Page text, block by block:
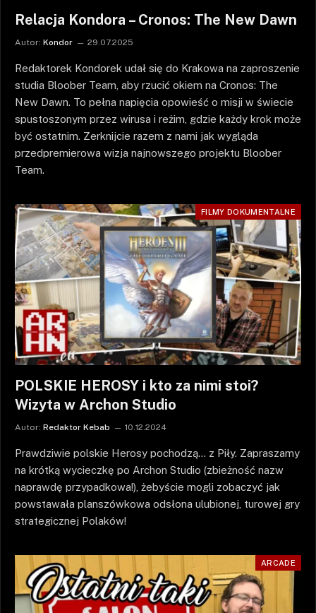
Relacja Kondora – Cronos: The New Dawn
Autor: Kondor 29.07.2025
Redaktorek Kondorek udał się do Krakowa na zaproszenie
studia Bloober Team, aby rzucić okiem na Cronos: The
New Dawn. To pełna napięcia opowieść o misji w świecie
spustoszonym przez wirusa i reżim, gdzie każdy krok może
być ostatnim. Zerknijcie razem z nami jak wygląda
przedpremierowa wizja najnowszego projektu Bloober
Team.
FILMY DOKUMENTALNE
POLSKIE HEROSY i kto za nimi stoi?
Wizyta w Archon Studio
Autor: Redaktor Kebab 10.12.2024
Prawdziwie polskie Herosy pochodzą… z Piły. Zapraszamy
na krótką wycieczkę po Archon Studio (zbieżność nazw
naprawdę przypadkowa!), żebyście mogli zobaczyć jak
powstawała planszówkowa odsłona ulubionej, turowej gry
strategicznej Polaków!
ARCADE